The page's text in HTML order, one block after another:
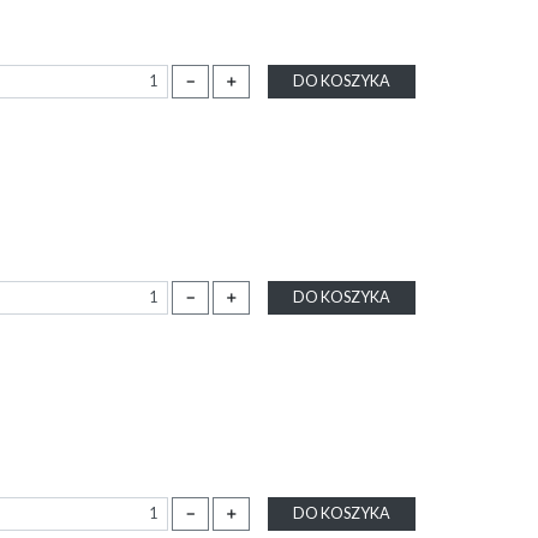
－ ＋ DO KOSZYKA
－ ＋ DO KOSZYKA
－ ＋ DO KOSZYKA